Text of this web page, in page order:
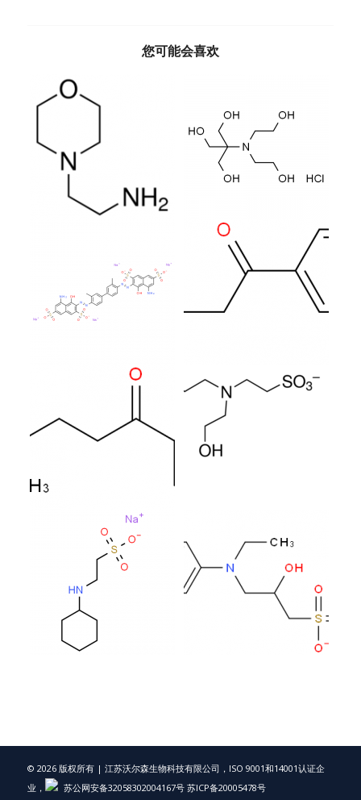
您可能会喜欢
© 2026 版权所有 | 江苏沃尔森生物科技有限公司，ISO 9001和14001认证企
业，
苏公网安备32058302004167号 苏ICP备20005478号